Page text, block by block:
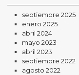
septiembre 2025
enero 2025
abril 2024
mayo 2023
abril 2023
septiembre 2022
agosto 2022